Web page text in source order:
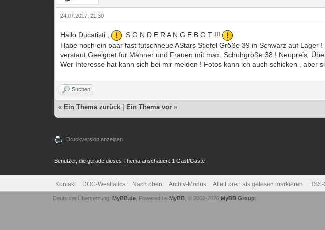
24.07.2017, 21:30
Hallo Ducatisti ,
S O N D E R A N G E B O T !!!
Habe noch ein paar fast futschneue AStars Stiefel Größe 39 in Schwarz auf
verstaut.Geeignet für Männer und Frauen mit max. Schuhgröße 38 ! Neupreis:
Wer Interesse hat kann sich bei mir melden ! Fotos kann ich auch schicken ,
Suchen
« Ein Thema zurück Ein Thema vor »
Druckversion anzeigen
Benutzer, die gerade dieses Thema anschauen: 1 Gast/Gäste
Kontakt DOC-Westfalica Nach oben Archiv-Modus Alle Foren als gelesen markieren
Deutsche Übersetzung: MyBB.de, Powered by MyBB, © 2002-2026 MyBB Group